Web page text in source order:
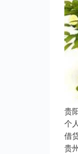
贵
个
借
贵